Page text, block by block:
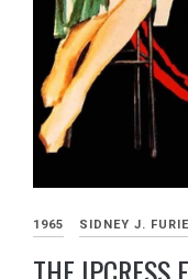
1965 SIDNEY J. FURIE